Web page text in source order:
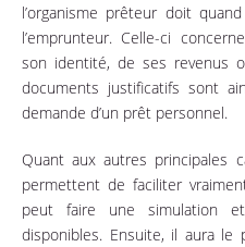
l’organisme prêteur doit
l’emprunteur. Celle-ci
son identité, de ses revenus
documents justificatifs sont
demande d’un prêt personnel.
Quant aux autres principales
permettent de faciliter
peut faire une simulation
disponibles. Ensuite, il aura le